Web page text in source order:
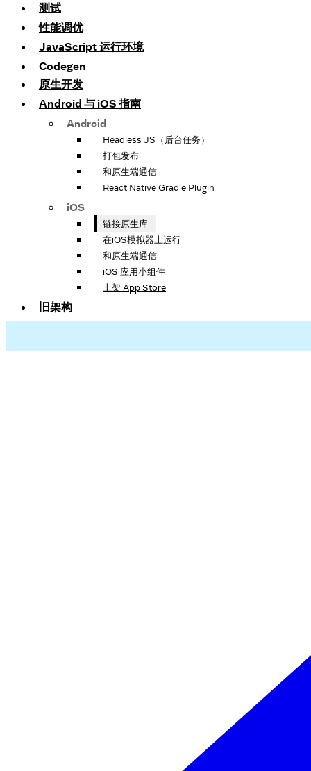
测试
性能调优
JavaScript 运行环境
Codegen
原生开发
Android 与 iOS 指南
Android
Headless JS（后台任务）
打包发布
和原生端通信
React Native Gradle Plugin
iOS
链接原生库
在iOS模拟器上运行
和原生端通信
iOS 应用小组件
上架 App Store
旧架构